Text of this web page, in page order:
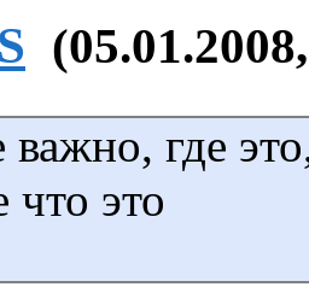
где
что это